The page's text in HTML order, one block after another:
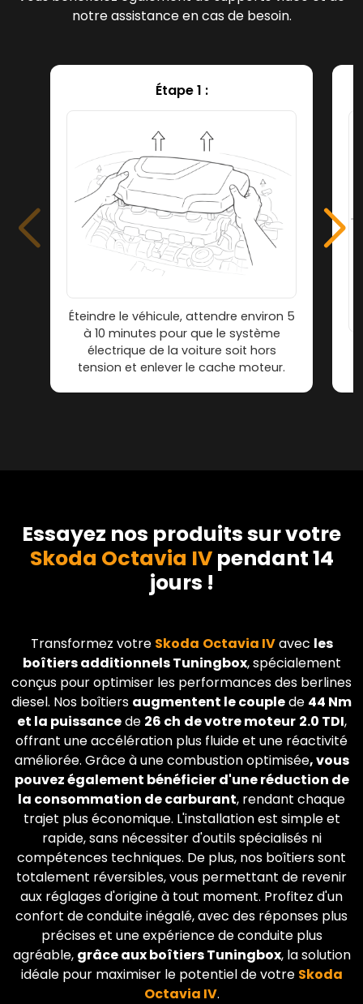
notre assistance en cas de besoin.
Étape 1 :
Éteindre le véhicule, attendre environ 5
à 10 minutes pour que le système
électrique de la voiture soit hors
tension et enlever le cache moteur.
Essayez nos produits sur votre
Skoda Octavia IVpendant 14
jours !
Transformez votre Skoda Octavia IVavec les
boîtiers additionnels Tuningbox, spécialement
conçus pour optimiser les performances des berlines
diesel. Nos boîtiers augmentent le couplede 44 Nm
et la puissancede 26 ch de votre moteur 2.0 TDI,
offrant une accélération plus fluide et une réactivité
améliorée. Grâce à une combustion optimisée, vous
pouvez également bénéficier d'une réduction de
la consommation de carburant, rendant chaque
trajet plus économique. L'installation est simple et
rapide, sans nécessiter d'outils spécialisés ni
compétences techniques. De plus, nos boîtiers sont
totalement réversibles, vous permettant de revenir
aux réglages d'origine à tout moment. Profitez d'un
confort de conduite inégalé, avec des réponses plus
précises et une expérience de conduite plus
agréable, grâce aux boîtiers Tuningbox, la solution
idéale pour maximiser le potentiel de votre Skoda
Octavia IV.